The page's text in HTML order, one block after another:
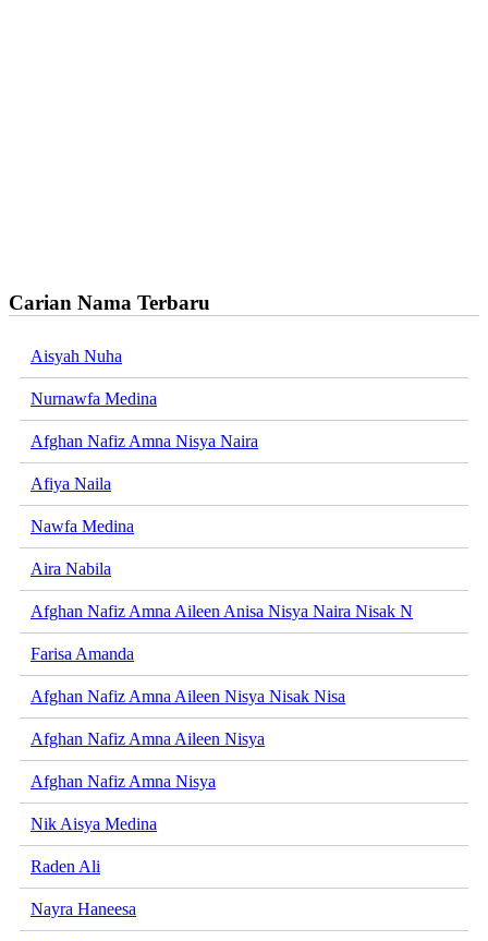
Carian Nama Terbaru
Aisyah Nuha
Nurnawfa Medina
Afghan Nafiz Amna Nisya Naira
Afiya Naila
Nawfa Medina
Aira Nabila
Afghan Nafiz Amna Aileen Anisa Nisya Naira Nisak N
Farisa Amanda
Afghan Nafiz Amna Aileen Nisya Nisak Nisa
Afghan Nafiz Amna Aileen Nisya
Afghan Nafiz Amna Nisya
Nik Aisya Medina
Raden Ali
Nayra Haneesa